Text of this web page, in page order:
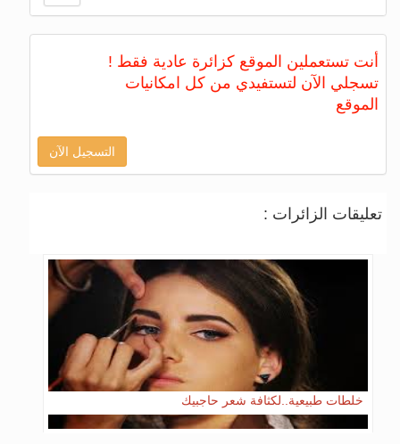
أنت تستعملين الموقع كزائرة عادية فقط !
تسجلي الآن لتستفيدي من كل امكانيات
الموقع
التسجيل الآن
تعليقات الزائرات :
خلطات طبيعية..لكثافة شعر حاجبيك